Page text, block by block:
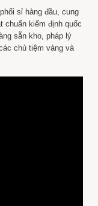
sỉ hàng đầu, cung
chuẩn kiểm định quốc
sẵn kho, pháp lý
chủ tiệm vàng và